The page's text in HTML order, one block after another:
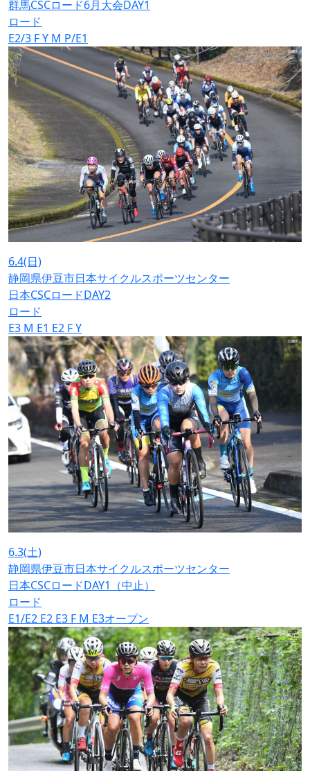
群馬CSCロード6月大会DAY1
ロード
E2/3 FY M P/E1
6.4(日)
静岡県伊豆市日本サイクルスポーツセンター
日本CSCロードDAY2
ロード
E3 M E1 E2 FY
6.3(土)
静岡県伊豆市日本サイクルスポーツセンター
日本CSCロードDAY1（中止）
ロード
E1/E2 E2 E3 F M E3オープン